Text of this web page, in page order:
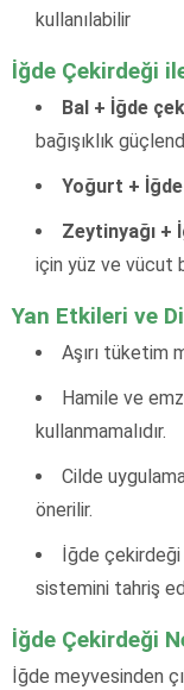
kullanılabilir
İğde Çekirdeği
Bal + İğde
bağışıklık
Yoğurt +
Zeytinyağı +
için yüz ve vücut
Yan Etkileri ve
Aşırı tüketim
Hamile ve
kullanmamalıdır.
Cilde
önerilir.
İğde
sistemini tahriş
İğde Çekirdeği
İğde meyvesinden